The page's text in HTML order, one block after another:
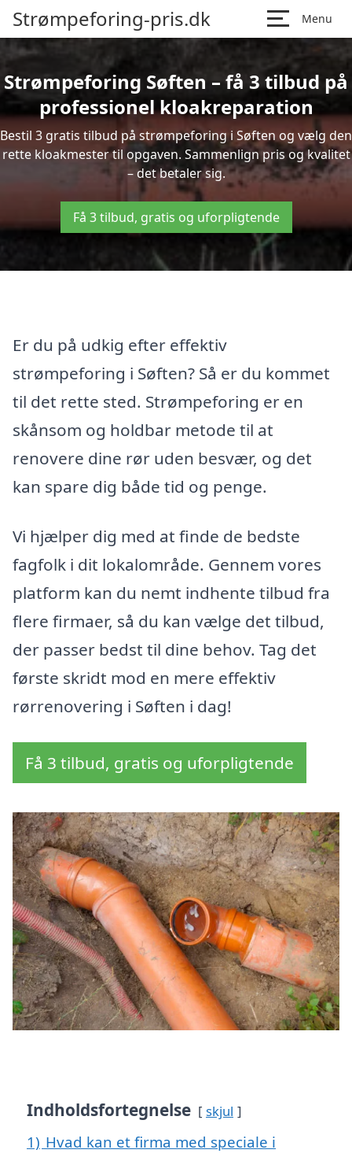
Strømpeforing-pris.dk Menu
Strømpeforing Søften – få 3 tilbud på
professionel kloakreparation
Bestil 3 gratis tilbud på strømpeforing i Søften og vælg den
rette kloakmester til opgaven. Sammenlign pris og kvalitet
– det betaler sig.
Få 3 tilbud, gratis og uforpligtende
Er du på udkig efter effektiv
strømpeforing i Søften? Så er du kommet
til det rette sted. Strømpeforing er en
skånsom og holdbar metode til at
renovere dine rør uden besvær, og det
kan spare dig både tid og penge.
Vi hjælper dig med at finde de bedste
fagfolk i dit lokalområde. Gennem vores
platform kan du nemt indhente tilbud fra
flere firmaer, så du kan vælge det tilbud,
der passer bedst til dine behov. Tag det
første skridt mod en mere effektiv
rørrenovering i Søften i dag!
Få 3 tilbud, gratis og uforpligtende
Indholdsfortegnelse skjul
1) Hvad kan et firma med speciale i